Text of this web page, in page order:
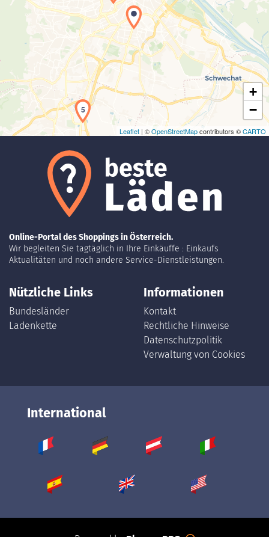
Laden der Karte...
5
+
−
Leaflet | ©OpenStreetMapcontributors ©CARTO
Online-Portal des Shoppings in Österreich.
Wir begleiten Sie tagtäglich in Ihre Einkäuffe : Einkaufs
Aktualitäten und noch andere Service-Dienstleistungen.
Nützliche Links
Bundesländer
Ladenkette
Informationen
Kontakt
Rechtliche Hinweise
Datenschutzpolitik
Verwaltung von Cookies
International